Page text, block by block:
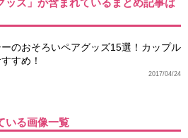
ッズ」が含まれているまとめ記事は
のおそろいペアグッズ15選！カップル
すめ！
2017/04/24
いる画像一覧